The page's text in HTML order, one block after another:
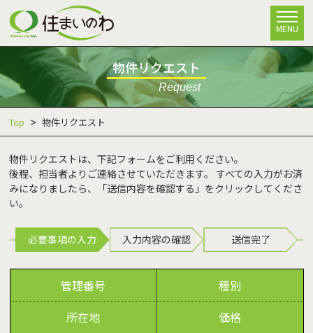
MENU
物件リクエスト
Request
Top 物件リクエスト
物件リクエストは、下記フォームをご利用ください。
後程、担当者よりご連絡させていただきます。 すべての入力がお済
みになりましたら、「送信内容を確認する」をクリックしてくださ
い。
必要事項の入力 入力内容の確認 送信完了
管理番号
種別
所在地
価格